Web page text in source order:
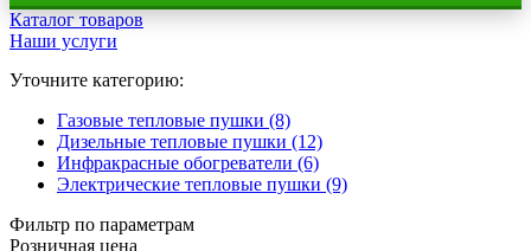
Каталог товаров
Наши услуги
Уточните категорию:
Газовые тепловые пушки (8)
Дизельные тепловые пушки (12)
Инфракрасные обогреватели (6)
Электрические тепловые пушки (9)
Фильтр по параметрам
Розничная цена